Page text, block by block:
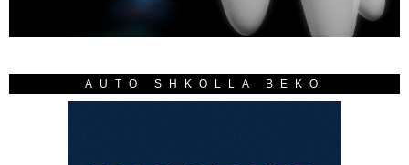
AUTO SHKOLLA BEKO